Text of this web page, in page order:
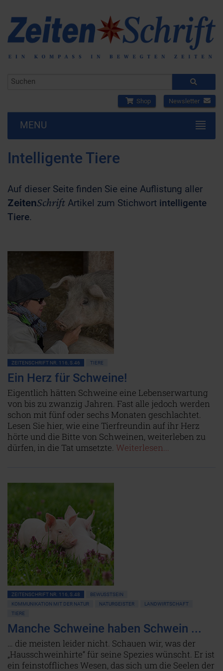
Shop Newsletter
MENU
Intelligente Tiere
Auf dieser Seite finden Sie eine Auflistung aller
ZeitenSchrift Artikel zum Stichwort intelligente
Tiere.
ZEITENSCHRIFT NR. 116, S.46 TIERE
Ein Herz für Schweine!
Eigentlich hätten Schweine eine Lebenserwartung
von bis zu zwanzig Jahren. Fast alle jedoch werden
schon mit fünf oder sechs Monaten geschlachtet.
Lesen Sie hier, wie eine Tierfreundin auf ihr Herz
hörte und die Bitte von Schweinen, weiterleben zu
dürfen, in die Tat umsetzte. Weiterlesen...
ZEITENSCHRIFT NR. 116, S.48
BEWUSSTSEIN
KOMMUNIKATION MIT DER NATUR
NATURGEISTER
LANDWIRTSCHAFT
TIERE
Manche Schweine haben Schwein ...
… die meisten leider nicht. Schauen wir, was der
„Hausschweinhirte“ für seine Spezies wünscht. Er ist
ein feinstoffliches Wesen, das sich um die Seelen der